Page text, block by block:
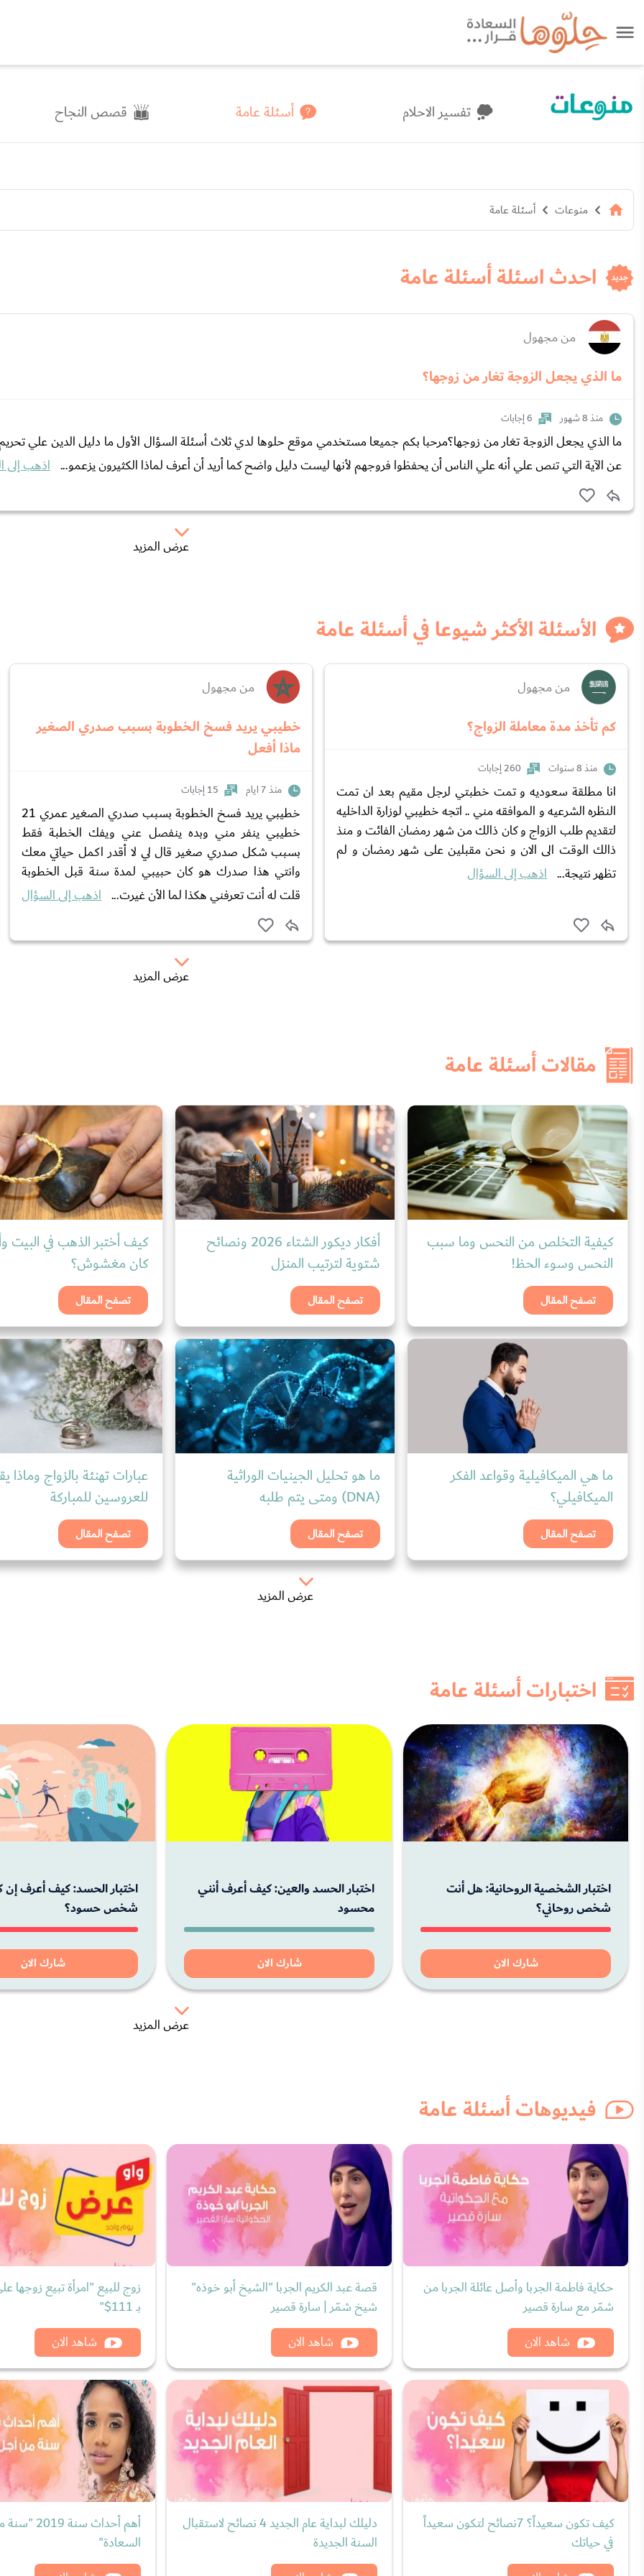
تفسير الاحلام أسئلة عامة قصص النجاح
منوعات أسئلة عامة
احدث اسئلة أسئلة عامة
من مجهول
ما الذي يجعل الزوجة تغار من زوجها؟
منذ 8 شهور 6 إجابات
ما الذي يجعل الزوجة تغار من زوجها؟مرحبا بكم جميعا مستخدمي موقع حلوها لدي ثلاث أسئلة السؤال الأول ما دليل الدين علي تحريم
عن الآية التي تنص علي أنه علي الناس أن يحفظوا فروجهم لأنها ليست دليل واضح كما أريد أن أعرف لماذا الكثيرون يزعمو... اذهب إلى
عرض المزيد
الأسئلة الأكثر شيوعا في أسئلة عامة
من مجهول
كم تأخذ مدة معاملة الزواج؟
منذ 8 سنوات 260 إجابات
انا مطلقة سعوديه و تمت خطبتي لرجل مقيم بعد ان تمت
النظره الشرعيه و الموافقه مني .. اتجه خطيبي لوزارة الداخليه
لتقديم طلب الزواج و كان ذالك من شهر رمضان الفائت و منذ
ذالك الوقت الى الان و نحن مقبلين على شهر رمضان و لم
تظهر نتيجة... اذهب إلى السؤال
من مجهول
خطيبي يريد فسخ الخطوبة بسبب صدري الصغير
ماذا أفعل
منذ 7 ايام 15 إجابات
خطيبي يريد فسخ الخطوبة بسبب صدري الصغير عمري 21
خطيبي ينفر مني وبده ينفصل عني ويفك الخطبة فقط
بسبب شكل صدري صغير قال لي لا أقدر اكمل حياتي معك
وانتي هذا صدرك هو كان حبيبي لمدة سنة قبل الخطوبة
قلت له أنت تعرفني هكذا لما الأن غيرت... اذهب إلى السؤال
عرض المزيد
مقالات أسئلة عامة
كيفية التخلص من النحس وما سبب
النحس وسوء الحظ!
تصفح المقال
أفكار ديكور الشتاء 2026 ونصائح
شتوية لترتيب المنزل
تصفح المقال
كيف أختبر الذهب في البيت
كان مغشوش؟
تصفح المقال
ما هي الميكافيلية وقواعد الفكر
الميكافيلي؟
تصفح المقال
ما هو تحليل الجينيات الوراثية
(DNA) ومتى يتم طلبه
تصفح المقال
عبارات تهنئة بالزواج وماذا
للعروسين للمباركة
تصفح المقال
عرض المزيد
اختبارات أسئلة عامة
اختبار الشخصية الروحانية: هل أنت
شخص روحاني؟
شارك الان
اختبار الحسد والعين: كيف أعرف أنني
محسود
شارك الان
اختبار الحسد: كيف أعرف
شخص حسود؟
شارك الان
عرض المزيد
فيديوهات أسئلة عامة
حكاية فاطمة الجربا وأصل عائلة الجربا من
شمّر مع سارة قصير
شاهد الان
قصة عبد الكريم الجربا "الشيخ أبو خوذه"
شيخ شمّر | سارة قصير
شاهد الان
زوج للبيع "امرأة تبيع
بــ 111$"
شاهد الان
كيف تكون سعيداً؟ 7نصائح لتكون سعيداً
في حياتك
دليلك لبداية عام الجديد 4 نصائح لاستقبال
السنة الجديدة
أهم أحداث
السعادة"